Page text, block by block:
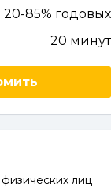
20-85% годовых
20 минут
лиц